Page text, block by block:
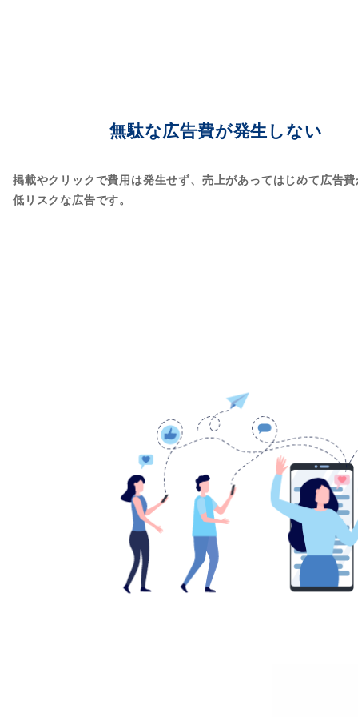
無駄な広告費が発生しない
掲載やクリックで費用は発生せず、売上があってはじめて広告費
低リスクな広告です。